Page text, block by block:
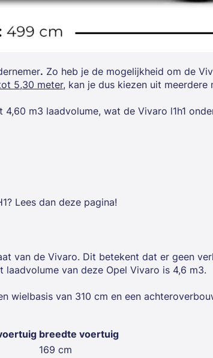
. Zo heb je de mogelijkheid om de
5,30 meter, kan je dus kiezen uit meerdere
m3 laadvolume, wat de Vivaro l1h1
Lees dan deze pagina!
van de Vivaro. Dit betekent dat er geen
van deze Opel Vivaro is 4,6 m3.
wielbasis van 310 cm en een
breedte voertuig
169 cm